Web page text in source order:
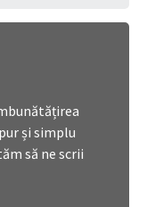
și simplu
să ne scrii